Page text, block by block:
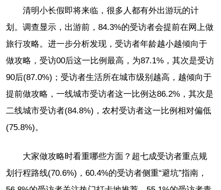
清明小长假即将来临，很多人都有外出游玩的计
划。调查显示，出游前，84.3%的受访者会提前在网上做
旅行攻略。进一步分析发现，受访者年龄越小越倾向于
做攻略，受访00后这一比例最高，为87.1%，其次是受访
90后(87.0%)；受访者生活所在城市级别越高，越倾向于
提前做攻略，一线城市受访者这一比例达86.2%，其次是
二线城市受访者(84.8%)，农村受访者这一比例相对偏低
(75.8%)。
大家做攻略时看重哪些方面？超七成受访者重点规
划行程路线(70.6%)，60.4%的受访者侧重“避坑”指南，